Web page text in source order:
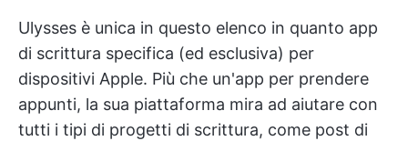
Ulysses è unica in questo elenco in quanto app
di scrittura specifica (ed esclusiva) per
dispositivi Apple. Più che un'app per prendere
appunti, la sua piattaforma mira ad aiutare con
tutti i tipi di progetti di scrittura, come post di